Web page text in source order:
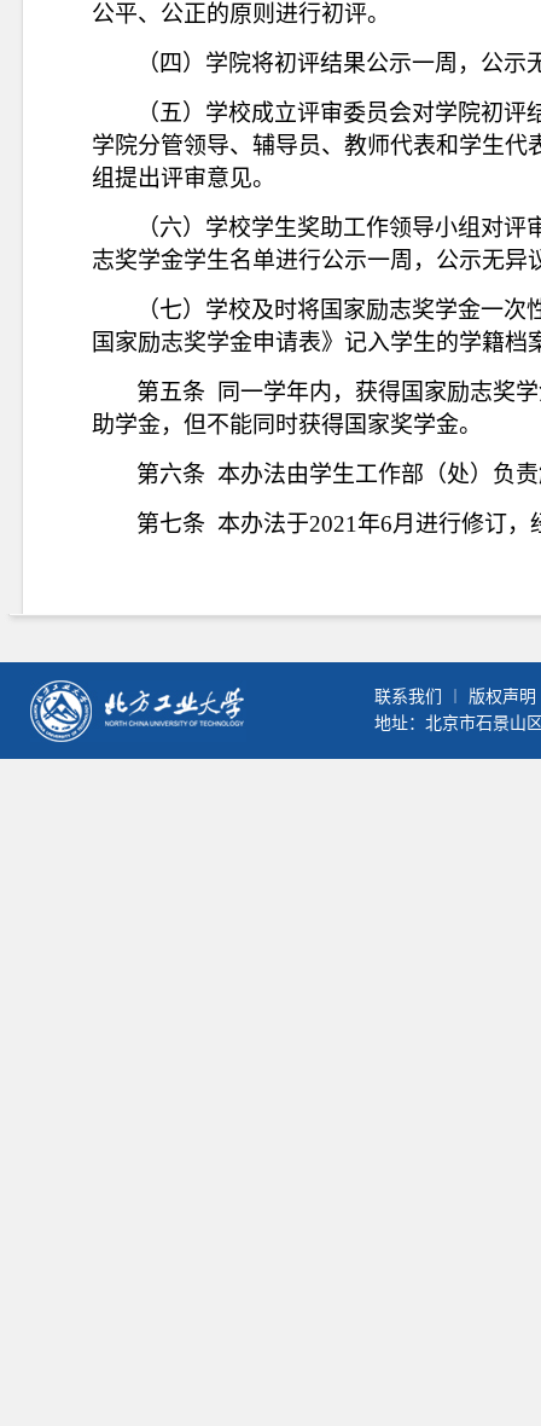
公平、公正的原则进行初评。
（四）学院将初评结果公示一周，公
（五）学校成立评审委员会对学院初
学院分管领导、辅导员、教师代表和学生
组提出评审意见。
（六）学校学生奖助工作领导小组对
志奖学金学生名单进行公示一周，公示无
（七）学校及时将国家励志奖学金一
国家励志奖学金申请表》记入学生的学籍档
第五条
同一学年内，获得国家励志奖
助学金，但不能同时获得国家奖学金。
第六条 本办法由学生工作部（处）负
第七条 本办法于2021年6月进行修订
联系我们 版权声明
地址：北京市石景山